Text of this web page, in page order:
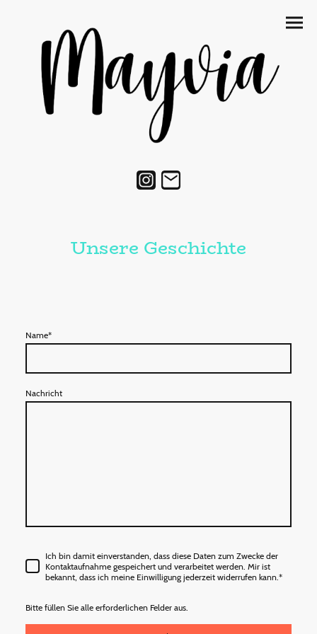
Unsere Geschichte
Name*
Nachricht
Ich bin damit einverstanden, dass diese Daten zum Zwecke der
Kontaktaufnahme gespeichert und verarbeitet werden. Mir ist
bekannt, dass ich meine Einwilligung jederzeit widerrufen kann. *
Bitte füllen Sie alle erforderlichen Felder aus.